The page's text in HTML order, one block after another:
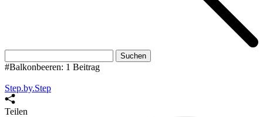
nach:
#Balkonbeeren: 1 Beitrag
Step.by.Step
Teilen